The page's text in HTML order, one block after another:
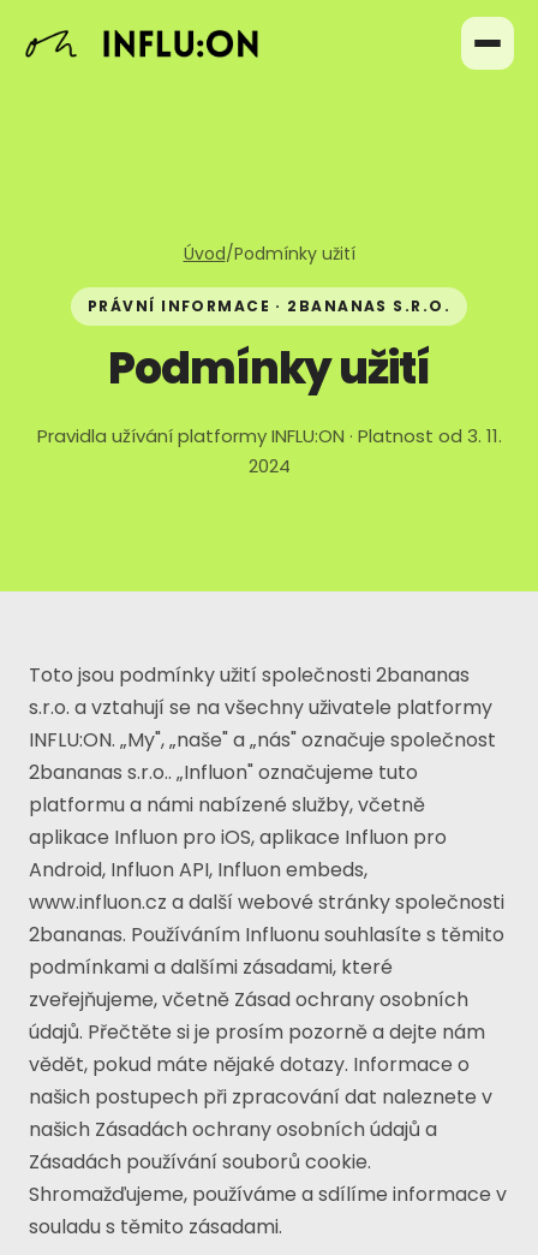
Úvod/Podmínky užití
PRÁVNÍ INFORMACE · 2BANANAS S.R.O.
Podmínky užití
Pravidla užívání platformy INFLU:ON · Platnost od 3. 11.
2024
Toto jsou podmínky užití společnosti 2bananas
s.r.o. a vztahují se na všechny uživatele platformy
INFLU:ON. „My", „naše" a „nás" označuje společnost
2bananas s.r.o.. „Influon" označujeme tuto
platformu a námi nabízené služby, včetně
aplikace Influon pro iOS, aplikace Influon pro
Android, Influon API, Influon embeds,
www.influon.cz a další webové stránky společnosti
2bananas. Používáním Influonu souhlasíte s těmito
podmínkami a dalšími zásadami, které
zveřejňujeme, včetně Zásad ochrany osobních
údajů. Přečtěte si je prosím pozorně a dejte nám
vědět, pokud máte nějaké dotazy. Informace o
našich postupech při zpracování dat naleznete v
našich Zásadách ochrany osobních údajů a
Zásadách používání souborů cookie.
Shromažďujeme, používáme a sdílíme informace v
souladu s těmito zásadami.